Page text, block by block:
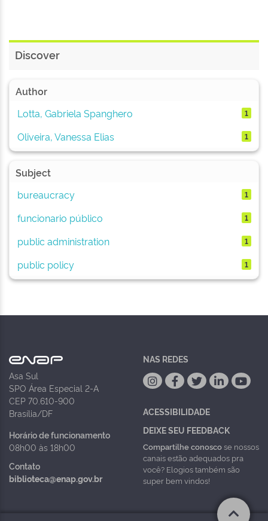
Discover
Author
Lotta, Gabriela Spanghero
1
Oliveira, Vanessa Elias 1
Subject
bureaucracy
1
funcionario público 1
public administration 1
public policy 1
Asa Sul
SPO Área Especial 2-A
CEP 70.610-900
Brasília/DF
Horário de funcionamento
08h00 às 18h00
Contato
biblioteca@enap.gov.br
NAS REDES
ACESSIBILIDADE
DEIXE SEU FEEDBACK
Compartilhe conoscose nossos
canais estão adequados pra
você? Elogios também são
super bem vindos!